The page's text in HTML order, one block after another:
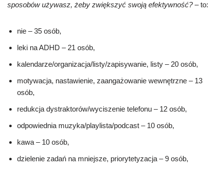
sposobów używasz, żeby zwiększyć swoją efektywność?– to:
nie – 35 osób,
leki na ADHD – 21 osób,
kalendarze/organizacja/listy/zapisywanie, listy – 20 osób,
motywacja, nastawienie, zaangażowanie wewnętrzne – 13
osób,
redukcja dystraktorów/wyciszenie telefonu – 12 osób,
odpowiednia muzyka/playlista/podcast – 10 osób,
kawa – 10 osób,
dzielenie zadań na mniejsze, priorytetyzacja – 9 osób,